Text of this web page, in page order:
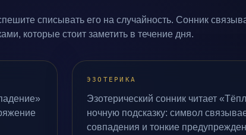
списывать его на случайность. Сонник
которые стоит заметить в течение дня.
ЭЗОТЕРИКА
Эзотерический сонник читает
ночную подсказку: символ
совпадения и тонкие